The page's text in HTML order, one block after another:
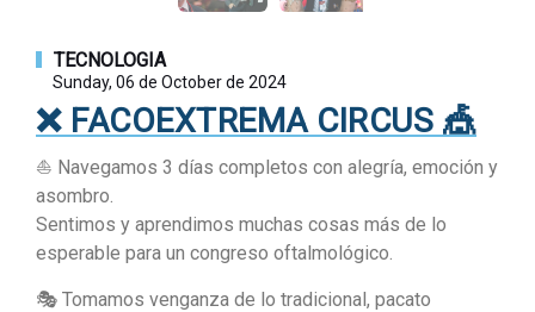
TECNOLOGIA
Sunday, 06 de October de 2024
❌️ FACOEXTREMA CIRCUS 🎪
⛵️ Navegamos 3 días completos con alegría, emoción y
asombro.
Sentimos y aprendimos muchas cosas más de lo
esperable para un congreso oftalmológico.
🎭 Tomamos venganza de lo tradicional, pacato